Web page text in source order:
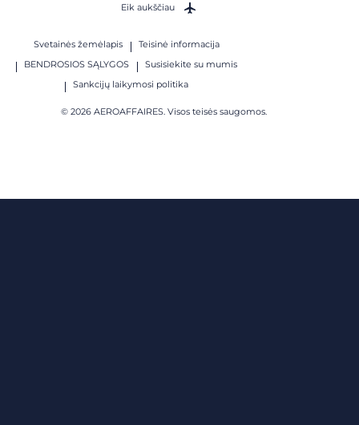
Svetainės žemėlapis
Teisinė informacija
BENDROSIOS SĄLYGOS
Susisiekite su mumis
Sankcijų laikymosi politika
© 2026 AEROAFFAIRES. Visos teisės saugomos.
Eik aukščiau